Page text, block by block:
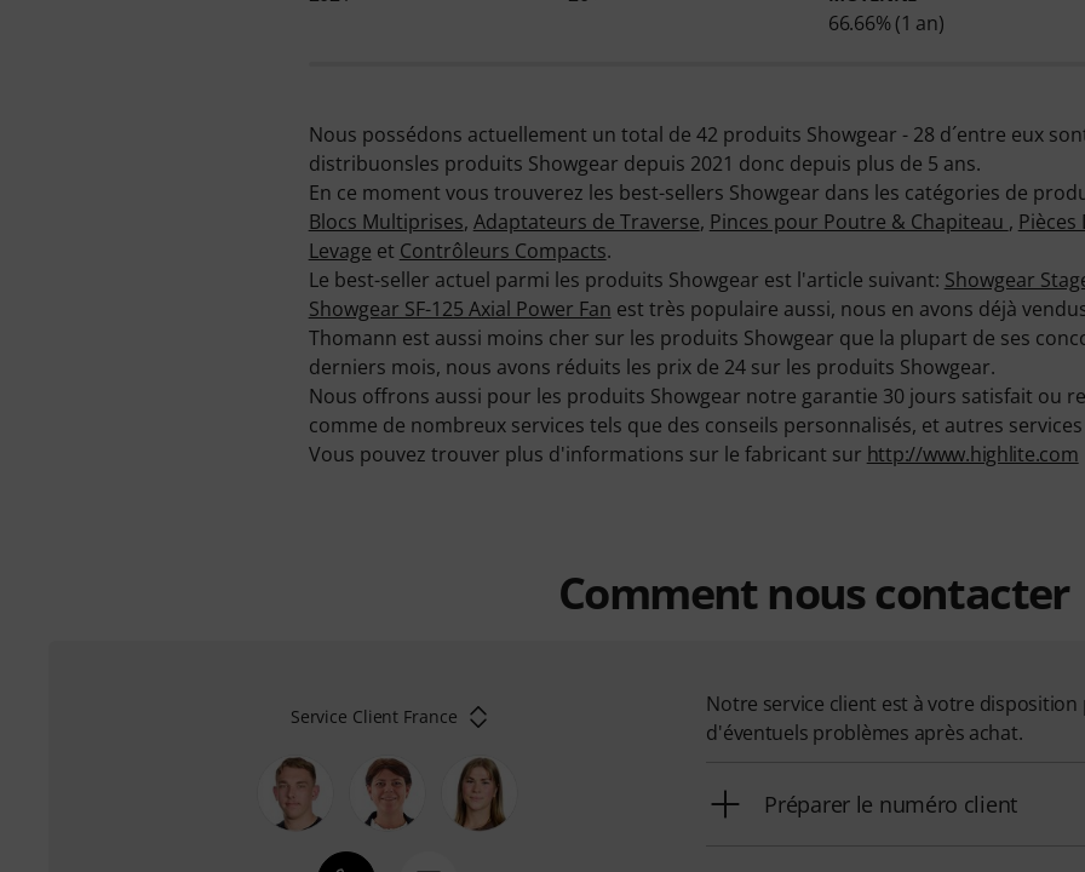
66.66% (1 an)
Nous possédons actuellement un total de 42 produits Showgear - 28 d´entre eux
distribuonsles produits Showgear depuis 2021 donc depuis plus de 5 ans.
En ce moment vous trouverez les best-sellers Showgear dans les catégories de
Blocs Multiprises, Adaptateurs de Traverse, Pinces pour Poutre & Chapiteau ,
Levage et Contrôleurs Compacts.
Le best-seller actuel parmi les produits Showgear est l'article suivant: Showgear
Showgear SF-125 Axial Power Fan est très populaire aussi, nous en avons déjà
Thomann est aussi moins cher sur les produits Showgear que la plupart de ses
derniers mois, nous avons réduits les prix de 24 sur les produits Showgear.
Nous offrons aussi pour les produits Showgear notre garantie 30 jours satisfait ou
comme de nombreux services tels que des conseils personnalisés, et autres
Vous pouvez trouver plus d'informations sur le fabricant sur http://www.highlite.com
Comment nous contacter
Service Client France
Notre service client est à votre
d'éventuels problèmes après achat.
Préparer le numéro client